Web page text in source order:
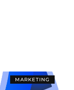
MARKETING